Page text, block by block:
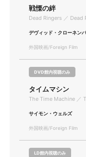
戦慄の絆
Dead Ringers ／ Dead
デヴィッド・クローネン
外国映画/Foreign Film
DVD館内視聴のみ
タイムマシン
The Time Machine ／
サイモン・ウェルズ
外国映画/Foreign Film
LD館内視聴のみ